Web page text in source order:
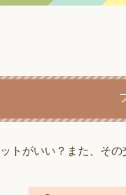
トがいい？また、その